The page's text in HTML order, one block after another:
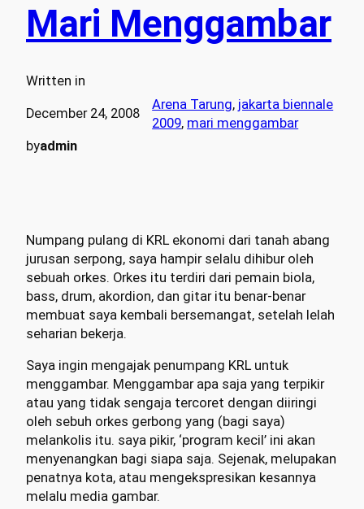
Mari Menggambar
Written in
December 24, 2008
byadmin
Arena Tarung, jakarta biennale
2009, mari menggambar
Numpang pulang di KRL ekonomi dari tanah abang
jurusan serpong, saya hampir selalu dihibur oleh
sebuah orkes. Orkes itu terdiri dari pemain biola,
bass, drum, akordion, dan gitar itu benar-benar
membuat saya kembali bersemangat, setelah lelah
seharian bekerja.
Saya ingin mengajak penumpang KRL untuk
menggambar. Menggambar apa saja yang terpikir
atau yang tidak sengaja tercoret dengan diiringi
oleh sebuh orkes gerbong yang (bagi saya)
melankolis itu. saya pikir, ‘program kecil’ ini akan
menyenangkan bagi siapa saja. Sejenak, melupakan
penatnya kota, atau mengekspresikan kesannya
melalu media gambar.